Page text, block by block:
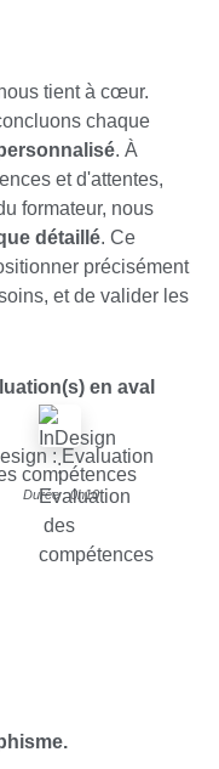
tient à cœur.
chaque
. À
et d'attentes,
formateur, nous
détaillé. Ce
précisément
et de valider les
en aval
: Evaluation
compétences
Durée : 0h10